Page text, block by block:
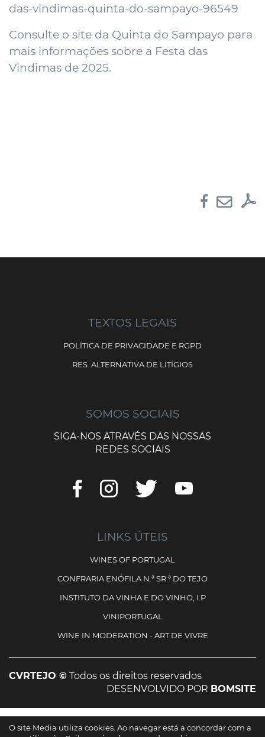
das-vindimas-quinta-do-sampayo-96549
Consulte o site da Quinta do Sampayo para
mais informações sobre a Festa das
Vindimas de 2025.
TEXTOS LEGAIS
POLÍTICA DE PRIVACIDADE E RGPD
RES. ALTERNATIVA DE LITÍGIOS
SOMOS SOCIAIS
SIGA-NOS ATRAVÉS DAS NOSSAS
REDES SOCIAIS
LINKS ÚTEIS
WINES OF PORTUGAL
CONFRARIA ENÓFILA N.ª SR.ª DO TEJO
INSTITUTO DA VINHA E DO VINHO, I.P
VINIPORTUGAL
WINE IN MODERATION - ART DE VIVRE
CVRTEJO © Todos os direitos reservados
DESENVOLVIDO POR BOMSITE
Cofinanciado por:
O site Media utiliza cookies. Ao navegar está a concordar com a